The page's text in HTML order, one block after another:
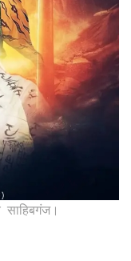
साहिबगंज।